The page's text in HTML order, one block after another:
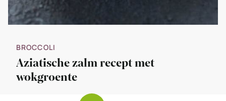
BROCCOLI
Aziatische zalm recept met
wokgroente